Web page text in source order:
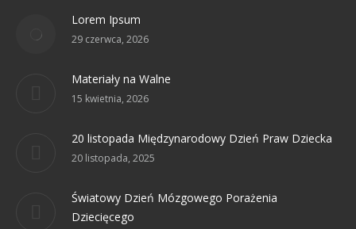
window
new
window
new
window
new
window
new
window
Lorem Ipsum
29 czerwca, 2026
Materiały na Walne
15 kwietnia, 2026
20 listopada Międzynarodowy Dzień Praw Dziecka
20 listopada, 2025
Światowy Dzień Mózgowego Porażenia
Dziecięcego